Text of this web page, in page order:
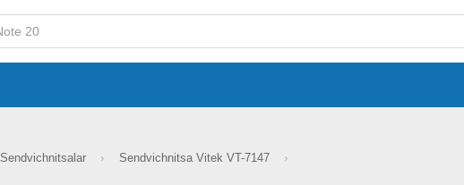
Sendvichnitsalar Sendvichnitsa Vitek VT-7147